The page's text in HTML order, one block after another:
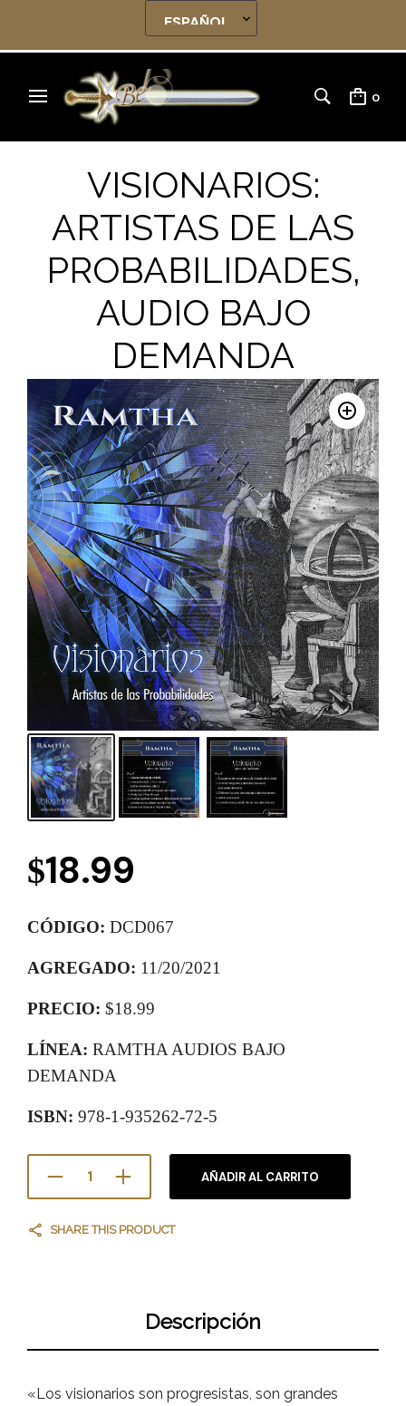
0
VISIONARIOS:
ARTISTAS DE LAS
PROBABILIDADES,
AUDIO BAJO
DEMANDA
$18.99
CÓDIGO: DCD067
AGREGADO: 11/20/2021
PRECIO: $18.99
LÍNEA: RAMTHA AUDIOS BAJO
DEMANDA
ISBN: 978-1-935262-72-5
AÑADIR AL CARRITO
SHARE THIS PRODUCT
Descripción
«Los visionarios son progresistas, son grandes